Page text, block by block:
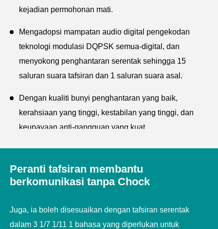
kejadian permohonan mati.
Mengadopsi mampatan audio digital pengekodan
teknologi modulasi DQPSK semua-digital, dan
menyokong penghantaran serentak sehingga 15
saluran suara tafsiran dan 1 saluran suara asal.
Dengan kualiti bunyi penghantaran yang baik,
kerahsiaan yang tinggi, kestabilan yang tinggi, dan
keupayaan anti-gangguan yang kuat.
Dengan keserasian dan pengembangan yang baik;
Tuan rumah mempunyai empat pilihan saluran
4/8/12/16, dengan fleksibiliti yang kuat.
bunyi yang baik sebagai kesan bunyi seperti CD.
Peranti tafsiran membantu
berkomunikasi tanpa Chock
Juga, ia boleh disesuaikan dengan tafsiran serentak
dalam 3 1/7 1/11 1 bahasa yang diperlukan untuk